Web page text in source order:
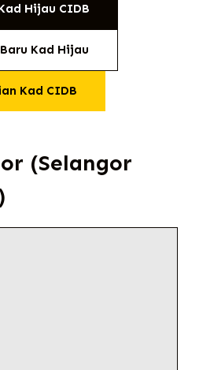
Hijau CIDB
Kad Hijau
Kad CIDB
(Selangor